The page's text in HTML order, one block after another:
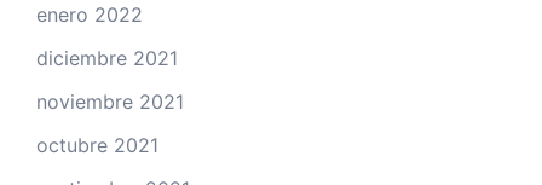
enero 2022
diciembre 2021
noviembre 2021
octubre 2021